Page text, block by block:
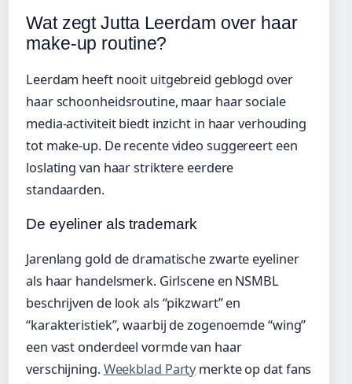
Wat zegt Jutta Leerdam over haar
make-up routine?
Leerdam heeft nooit uitgebreid geblogd over
haar schoonheidsroutine, maar haar sociale
media-activiteit biedt inzicht in haar verhouding
tot make-up. De recente video suggereert een
loslating van haar striktere eerdere
standaarden.
De eyeliner als trademark
Jarenlang gold de dramatische zwarte eyeliner
als haar handelsmerk. Girlscene en NSMBL
beschrijven de look als “pikzwart” en
“karakteristiek”, waarbij de zogenoemde “wing”
een vast onderdeel vormde van haar
verschijning.Weekblad Partymerkte op dat fans